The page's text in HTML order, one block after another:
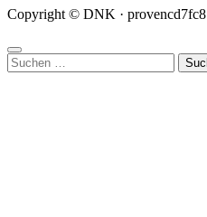
Copyright © DNK · provencd7fc8
Suchen
nach: